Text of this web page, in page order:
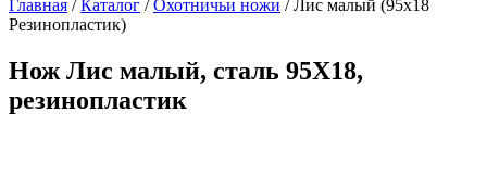
Главная /Каталог /Охотничьи ножи /Лис малый (95х18
Резинопластик)
Нож Лис малый, сталь 95Х18,
резинопластик